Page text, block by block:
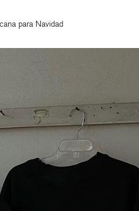
para Navidad